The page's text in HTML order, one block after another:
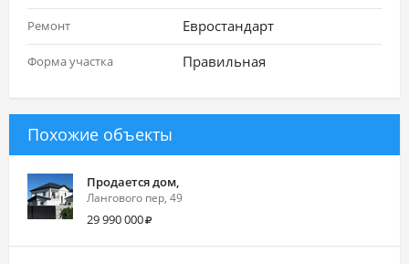
Ремонт Евростандарт
Форма участка Правильная
Похожие объекты
Продается дом,
Лангового пер, 49
29 990 000